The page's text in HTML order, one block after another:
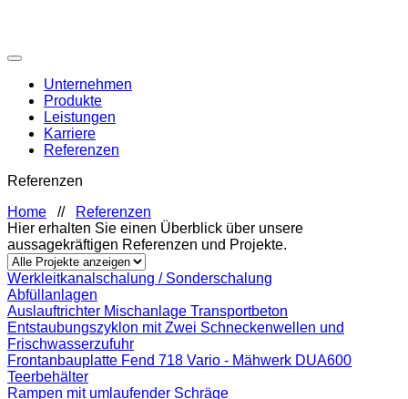
Unternehmen
Produkte
Leistungen
Karriere
Referenzen
Referenzen
Home //
Referenzen
Hier erhalten Sie einen Überblick über unsere
aussagekräftigen Referenzen und Projekte.
Werkleitkanalschalung / Sonderschalung
Abfüllanlagen
Auslauftrichter Mischanlage Transportbeton
Entstaubungszyklon mit Zwei Schneckenwellen und
Frischwasserzufuhr
Frontanbauplatte Fend 718 Vario - Mähwerk DUA600
Teerbehälter
Rampen mit umlaufender Schräge